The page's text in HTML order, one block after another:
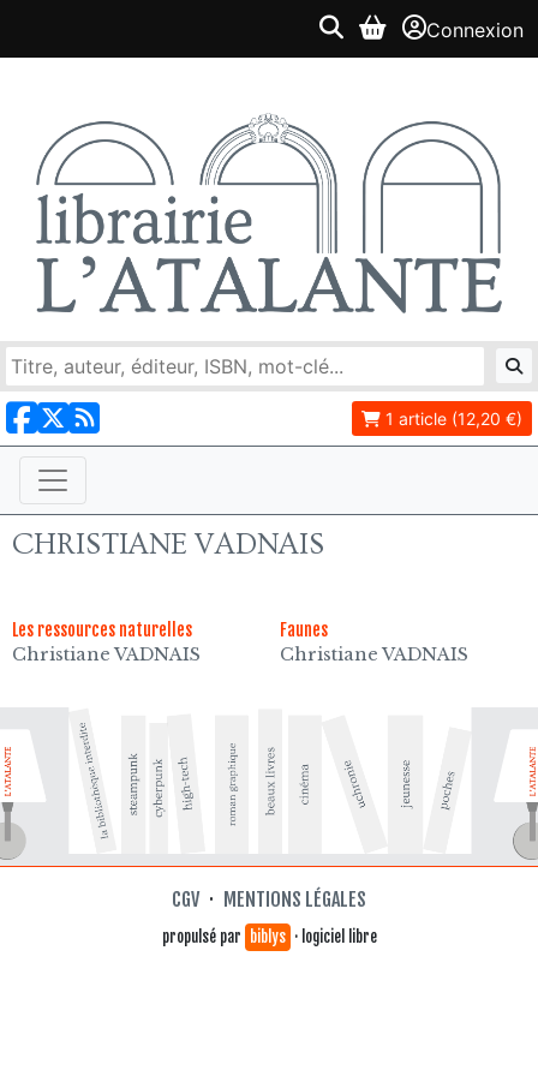
Connexion
1 article (12,20 €)
CHRISTIANE VADNAIS
Les ressources naturelles
Christiane VADNAIS
Faunes
Christiane VADNAIS
CGV · MENTIONS LÉGALES
propulsé par biblys · logiciel libre